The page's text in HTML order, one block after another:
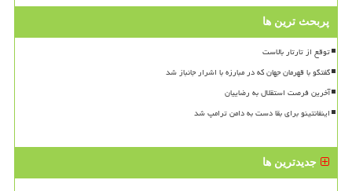
پربحث ترین ها
توقع از تارتار بالاست
گفتگو با قهرمان جهان که در مبارزه با اشرار جانباز شد
آخرین فرصت استقلال به رضاییان
اینفانتینو برای بقا دست به دامن ترامپ شد
جدیدترین ها